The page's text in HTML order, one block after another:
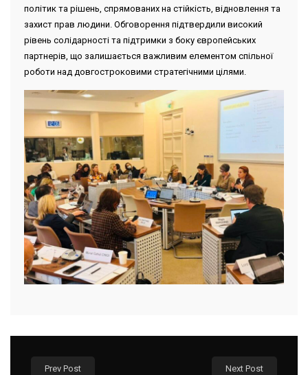
політик та рішень, спрямованих на стійкість, відновлення та
захист прав людини. Обговорення підтвердили високий
рівень солідарності та підтримки з боку європейських
партнерів, що залишається важливим елементом спільної
роботи над довгостроковими стратегічними цілями.
Prev Post Next Post